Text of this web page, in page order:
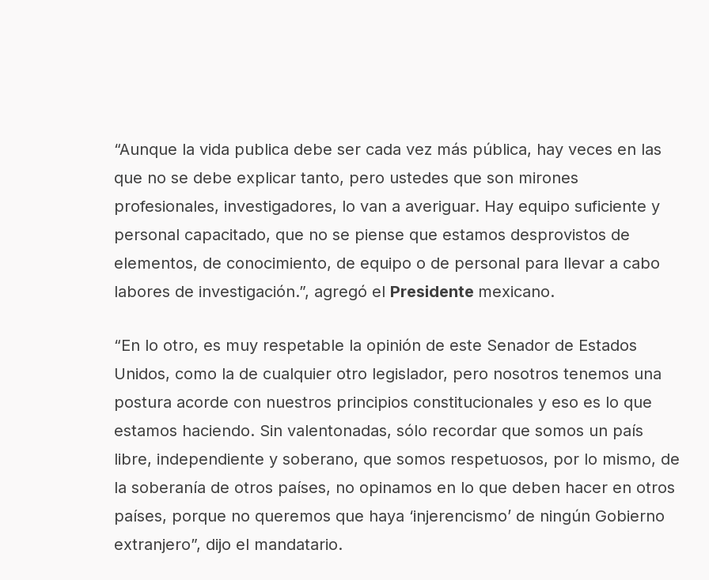
“Aunque la vida publica debe ser cada vez más pública, hay veces en las
que no se debe explicar tanto, pero ustedes que son mirones
profesionales, investigadores, lo van a averiguar. Hay equipo suficiente y
personal capacitado, que no se piense que estamos desprovistos de
elementos, de conocimiento, de equipo o de personal para llevar a cabo
labores de investigación.”, agregó el Presidente mexicano.
“En lo otro, es muy respetable la opinión de este Senador de Estados
Unidos, como la de cualquier otro legislador, pero nosotros tenemos una
postura acorde con nuestros principios constitucionales y eso es lo que
estamos haciendo. Sin valentonadas, sólo recordar que somos un país
libre, independiente y soberano, que somos respetuosos, por lo mismo, de
la soberanía de otros países, no opinamos en lo que deben hacer en otros
países, porque no queremos que haya ‘injerencismo’ de ningún Gobierno
extranjero”, dijo el mandatario.